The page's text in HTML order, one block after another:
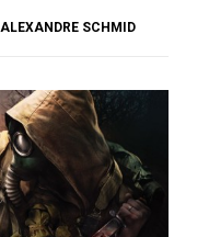
ALEXANDRE SCHMID